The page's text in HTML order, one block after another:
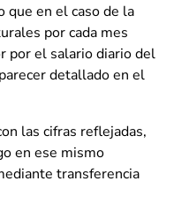
que en el caso de la
por cada mes
por el salario diario del
detallado en el
las cifras reflejadas,
en ese mismo
transferencia